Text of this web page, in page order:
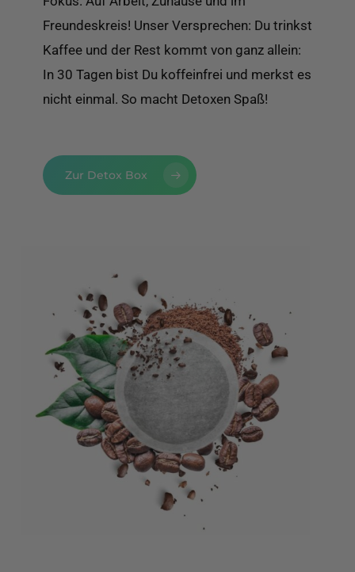
Freundeskreis! Unser Versprechen: Du trinkst
Kaffee und der Rest kommt von ganz allein:
In 30 Tagen bist Du koffeinfrei und merkst es
nicht einmal. So macht Detoxen Spaß!
Zur Detox Box